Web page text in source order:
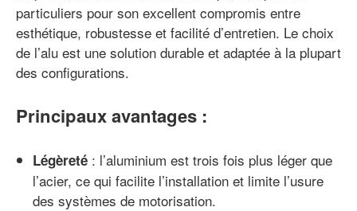
particuliers pour son excellent compromis entre
esthétique, robustesse et facilité d’entretien. Le choix
de l’alu est une solution durable et adaptée à la plupart
des configurations.
Principaux avantages :
Légèreté : l’aluminium est trois fois plus léger que
l’acier, ce qui facilite l’installation et limite l’usure
des systèmes de motorisation.